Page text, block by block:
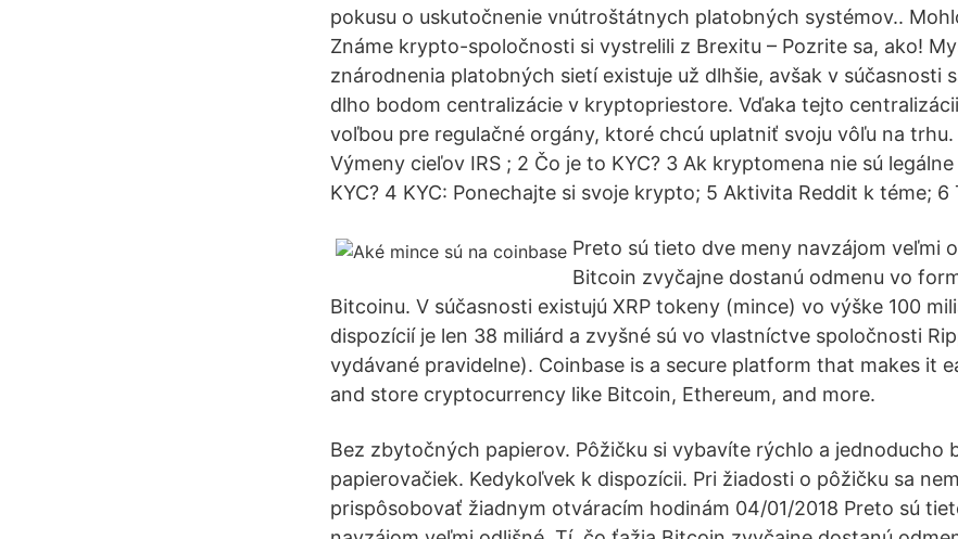
pokusu o uskutočnenie vnútroštátnych platobných systémov..
Známe krypto-spoločnosti si vystrelili z Brexitu – Pozrite sa, ako!
znárodnenia platobných sietí existuje už dlhšie, avšak v súčasnosti
dlho bodom centralizácie v kryptopriestore. Vďaka tejto
voľbou pre regulačné orgány, ktoré chcú uplatniť svoju vôľu na trhu.
Výmeny cieľov IRS ; 2 Čo je to KYC? 3 Ak kryptomena nie sú
KYC? 4 KYC: Ponechajte si svoje krypto; 5 Aktivita Reddit k téme; 6
Preto sú tieto dve meny navzájom veľmi
Bitcoin zvyčajne dostanú odmenu vo
Bitcoinu. V súčasnosti existujú XRP tokeny (mince) vo výške 100
dispozícií je len 38 miliárd a zvyšné sú vo vlastníctve spoločnosti
vydávané pravidelne). Coinbase is a secure platform that makes it
and store cryptocurrency like Bitcoin, Ethereum, and more.
Bez zbytočných papierov. Pôžičku si vybavíte rýchlo a jednoducho
papierovačiek. Kedykoľvek k dispozícii. Pri žiadosti o pôžičku sa
prispôsobovať žiadnym otváracím hodinám 04/01/2018 Preto sú